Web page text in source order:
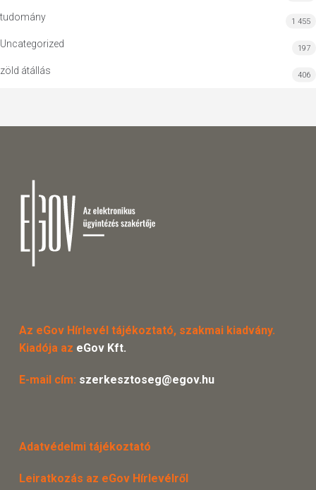
tudomány 1 455
Uncategorized 197
zöld átállás 406
Az eGov Hírlevél tájékoztató, szakmai kiadvány.
Kiadója az eGov Kft.
E-mail cím: szerkesztoseg@egov.hu
Adatvédelmi tájékoztató
Leiratkozás az eGov Hírlevélről